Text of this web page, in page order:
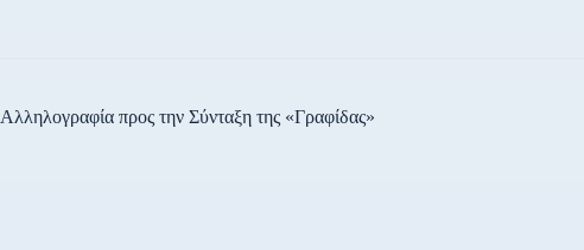
Αλληλογραφία προς την Σύνταξη της «Γραφίδας»